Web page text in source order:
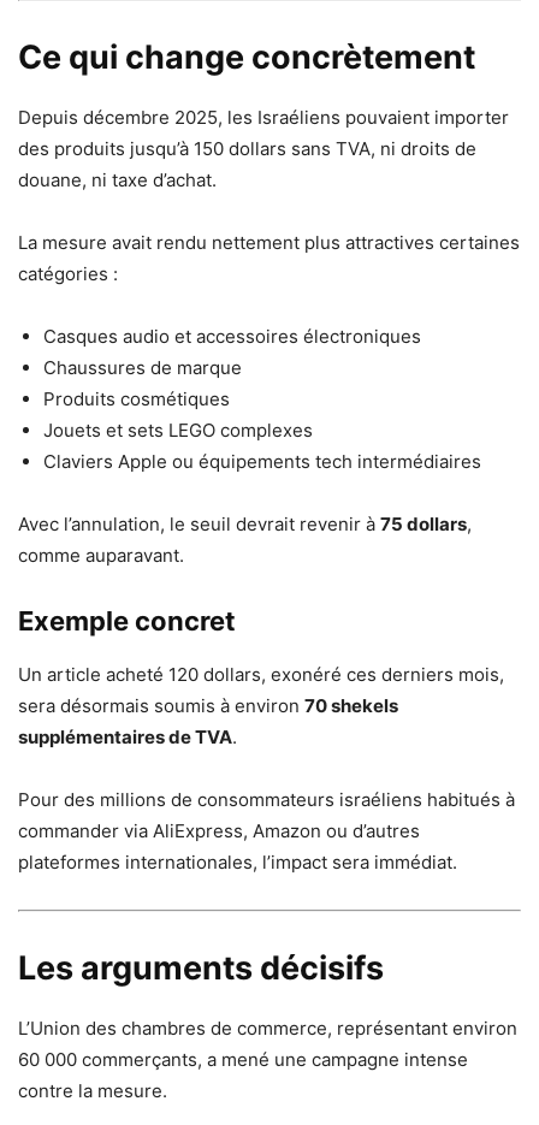
Ce qui change concrètement
Depuis décembre 2025, les Israéliens pouvaient importer
des produits jusqu’à 150 dollars sans TVA, ni droits de
douane, ni taxe d’achat.
La mesure avait rendu nettement plus attractives certaines
catégories :
Casques audio et accessoires électroniques
Chaussures de marque
Produits cosmétiques
Jouets et sets LEGO complexes
Claviers Apple ou équipements tech intermédiaires
Avec l’annulation, le seuil devrait revenir à 75 dollars,
comme auparavant.
Exemple concret
Un article acheté 120 dollars, exonéré ces derniers mois,
sera désormais soumis à environ 70 shekels
supplémentaires de TVA.
Pour des millions de consommateurs israéliens habitués à
commander via AliExpress, Amazon ou d’autres
plateformes internationales, l’impact sera immédiat.
Les arguments décisifs
L’Union des chambres de commerce, représentant environ
60 000 commerçants, a mené une campagne intense
contre la mesure.